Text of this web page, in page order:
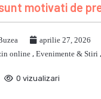
motivati de
aprilie 27, 2026
online , Evenimente & Stiri ,
0 vizualizari